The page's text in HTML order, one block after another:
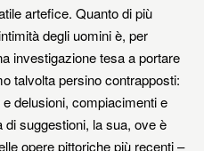
artefice. Quanto di più
degli uomini è, per
investigazione tesa a portare
talvolta persino contrapposti:
delusioni, compiacimenti e
suggestioni, la sua, ove è
opere pittoriche più recenti –